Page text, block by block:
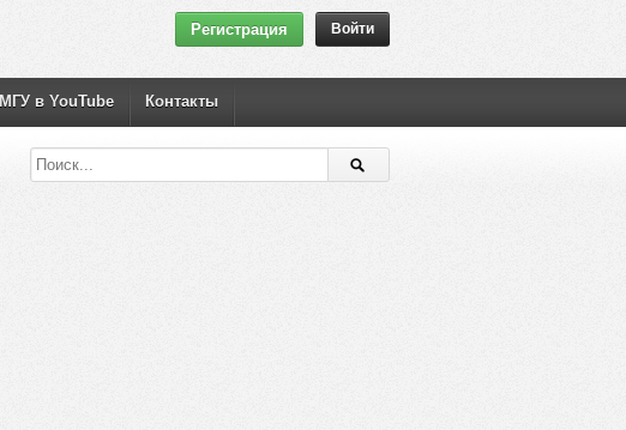
Регистрация Войти
МГУ в YouTube Контакты